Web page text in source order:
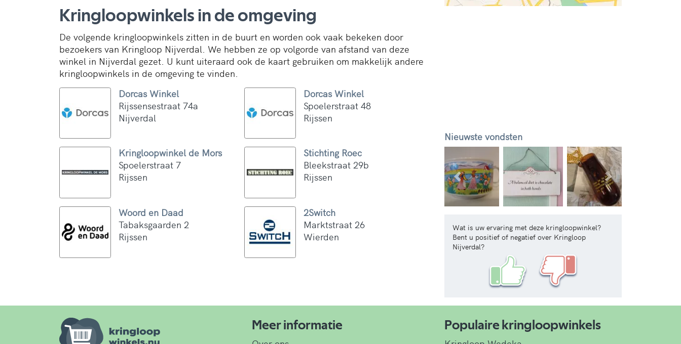
Nieuwste vondsten
Vorige Volgende
Wat is uw ervaring met deze kringloopwinkel?
Bent u positief of negatief over Kringloop
Nijverdal?
Kringloopwinkels in de omgeving
De volgende kringloopwinkels zitten in de buurt en worden ook vaak bekeken door
bezoekers van Kringloop Nijverdal. We hebben ze op volgorde van afstand van deze
winkel in Nijverdal gezet. U kunt uiteraard ook de kaart gebruiken om makkelijk andere
kringloopwinkels in de omgeving te vinden.
Dorcas Winkel
Rijssensestraat 74a
Nijverdal
Dorcas Winkel
Spoelerstraat 48
Rijssen
Kringloopwinkel de Mors
Spoelerstraat 7
Rijssen
Stichting Roec
Bleekstraat 29b
Rijssen
Woord en Daad
Tabaksgaarden 2
Rijssen
2Switch
Marktstraat 26
Wierden
Meer informatie Populaire kringloopwinkels